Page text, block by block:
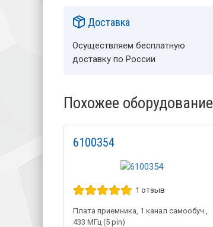
Доставка
Осуществляем бесплатную
доставку по России
Похожее оборудование
6100354
1 отзыв
Плата приемника, 1 канал самообуч.,
433 МГц (5 pin)